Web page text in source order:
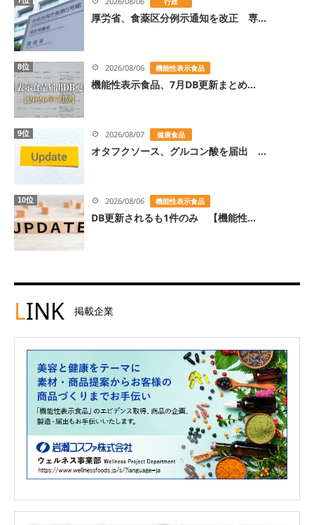
厚労省、食薬区分例示通知を改正 専...
8位 2026/08/06 機能性表示食品
機能性表示食品、7月DB更新まとめ...
9位 2026/08/07 健康食品
オタフクソース、グルコン酸を届出 ...
10位 2026/08/06 機能性表示食品
DB更新されるも1件のみ 【機能性...
LINK 掲載企業